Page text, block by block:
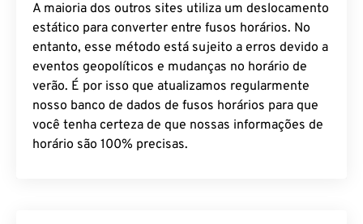
A maioria dos outros sites utiliza um deslocamento
estático para converter entre fusos horários. No
entanto, esse método está sujeito a erros devido a
eventos geopolíticos e mudanças no horário de
verão. É por isso que atualizamos regularmente
nosso banco de dados de fusos horários para que
você tenha certeza de que nossas informações de
horário são 100% precisas.